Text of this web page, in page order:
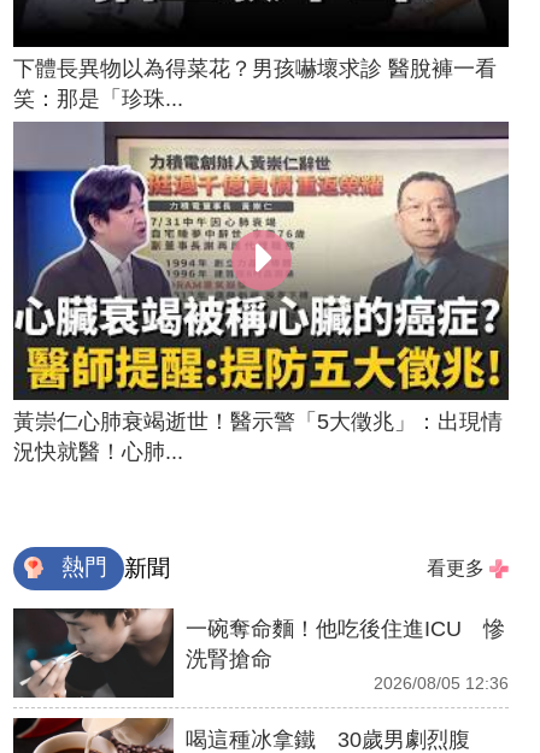
下體長異物以為得菜花？男孩嚇壞求診 醫脫褲一看
笑：那是「珍珠...
黃崇仁心肺衰竭逝世！醫示警「5大徵兆」：出現情
況快就醫！心肺...
熱門 新聞 看更多
一碗奪命麵！他吃後住進ICU 慘
洗腎搶命
2026/08/05 12:36
喝這種冰拿鐵 30歲男劇烈腹